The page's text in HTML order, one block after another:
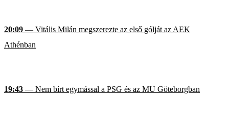
20:09 — Vitális Milán megszerezte az első gólját az AEK
Athénban
19:43 — Nem bírt egymással a PSG és az MU Göteborgban